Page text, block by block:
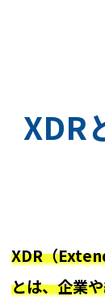
XDR
XDR（
とは、企業